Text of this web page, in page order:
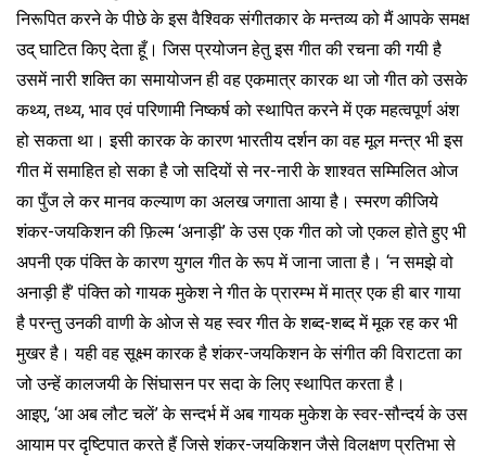
निरूपित करने के पीछे के इस वैश्विक संगीतकार के मन्तव्य को मैं आपके समक्ष
उद् घाटित किए देता हूँ। जिस प्रयोजन हेतु इस गीत की रचना की गयी है
उसमें नारी शक्ति का समायोजन ही वह एकमात्र कारक था जो गीत को उसके
कथ्य, तथ्य, भाव एवं परिणामी निष्कर्ष को स्थापित करने में एक महत्वपूर्ण अंश
हो सकता था। इसी कारक के कारण भारतीय दर्शन का वह मूल मन्त्र भी इस
गीत में समाहित हो सका है जो सदियों से नर-नारी के शाश्वत सम्मिलित ओज
का पुँज ले कर मानव कल्याण का अलख जगाता आया है। स्मरण कीजिये
शंकर-जयकिशन की फ़िल्म ‘अनाड़ी’ के उस एक गीत को जो एकल होते हुए भी
अपनी एक पंक्ति के कारण युगल गीत के रूप में जाना जाता है। ‘न समझे वो
अनाड़ी हैं’ पंक्ति को गायक मुकेश ने गीत के प्रारम्भ में मात्र एक ही बार गाया
है परन्तु उनकी वाणी के ओज से यह स्वर गीत के शब्द-शब्द में मूक रह कर भी
मुखर है। यही वह सूक्ष्म कारक है शंकर-जयकिशन के संगीत की विराटता का
जो उन्हें कालजयी के सिंघासन पर सदा के लिए स्थापित करता है।
आइए, ‘आ अब लौट चलें’ के सन्दर्भ में अब गायक मुकेश के स्वर-सौन्दर्य के उस
आयाम पर दृष्टिपात करते हैं जिसे शंकर-जयकिशन जैसे विलक्षण प्रतिभा से